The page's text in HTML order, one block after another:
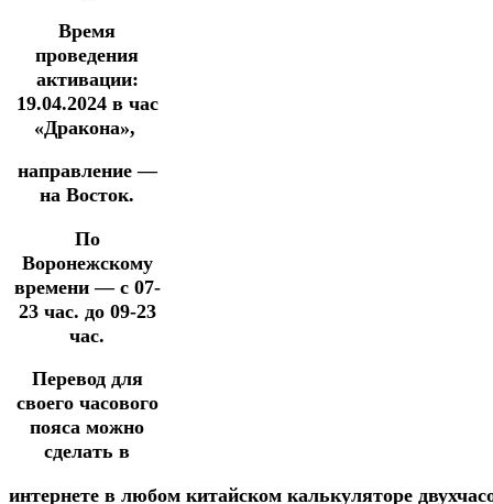
Время
проведения
активации:
19.04.2024в час
«Дракона»,
направление —
на Восток.
По
Воронежскому
времени — с 07-
23 час. до 09-23
час.
Перевод для
своего часового
пояса можно
сделать в
интернете в любом китайском калькуляторе